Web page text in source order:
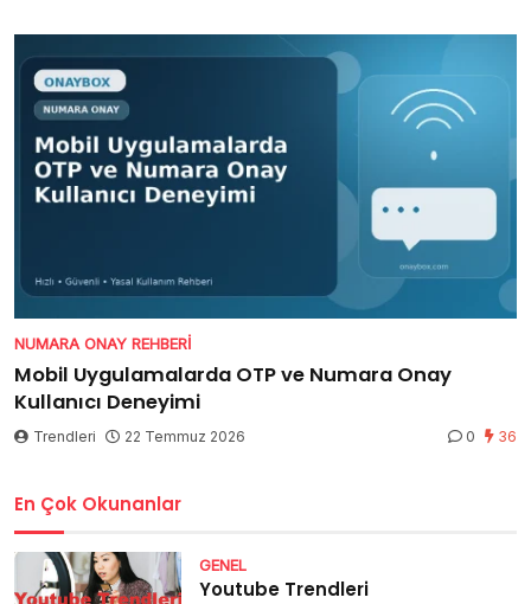
NUMARA ONAY REHBERI
Mobil Uygulamalarda OTP ve Numara Onay
Kullanıcı Deneyimi
Trendleri 22 Temmuz 2026 0 36
En Çok Okunanlar
GENEL
Youtube Trendleri